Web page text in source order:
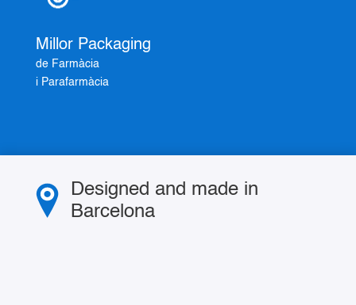
Millor Packaging
de Farmàcia
i Parafarmàcia
Designed and made in
Barcelona